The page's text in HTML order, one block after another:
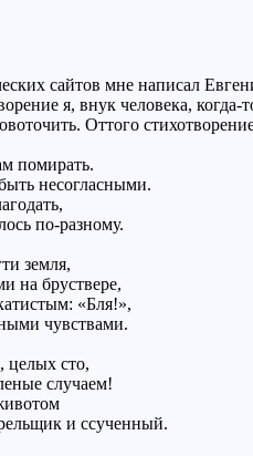
сайтов мне написал
я, внук человека,
Оттого
помирать.
несогласными.
по-разному.
земля,
на бруствере,
«Бля!»,
чувствами.
целых сто,
случаем!
и ссученный.